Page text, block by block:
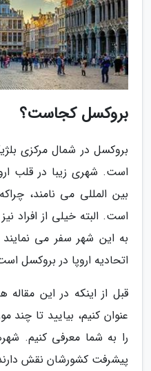
بروکسل کجاست؟
بروکسل در شمال مرکزی
است. شهری زیبا در قلب
بین المللی می نامند،
است. البته خیلی از افراد
به این شهر سفر می
اتحادیه اروپا در بروکسل
قبل از اینکه در این مقاله
عنوان کنیم، بیایید تا چند
را به شما معرفی کنیم.
پیشرفت کشورشان نقش